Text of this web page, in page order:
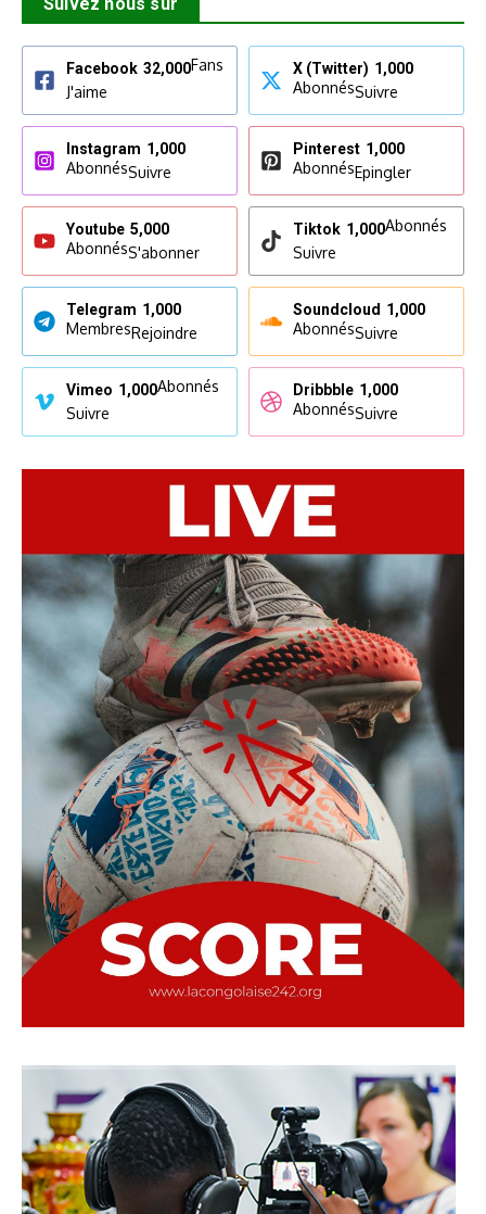
Facebook 32,000Fans
J'aime
X (Twitter) 1,000
AbonnésSuivre
Instagram 1,000
AbonnésSuivre
Pinterest 1,000
AbonnésEpingler
Youtube 5,000
AbonnésS'abonner
Tiktok 1,000Abonnés
Suivre
Telegram 1,000
MembresRejoindre
Soundcloud 1,000
AbonnésSuivre
Vimeo 1,000Abonnés
Suivre
Dribbble 1,000
AbonnésSuivre